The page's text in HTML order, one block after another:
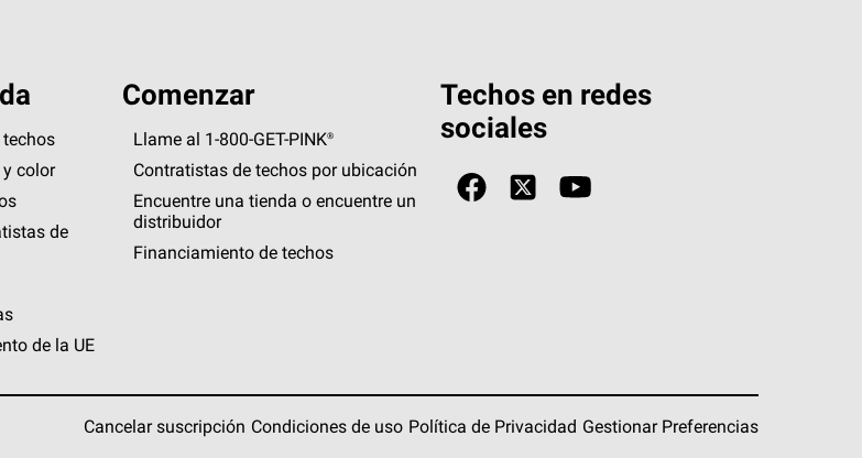
techos
y color
de
de la UE
Comenzar
Llame al 1-800-GET -PINK®
Contratistas de techos por ubicación
Encuentre una tienda o encuentre un
distribuidor
Financiamiento de techos
Techos en redes
sociales
Cancelar suscripción Condiciones de uso Política de Privacidad Gestionar Preferencias